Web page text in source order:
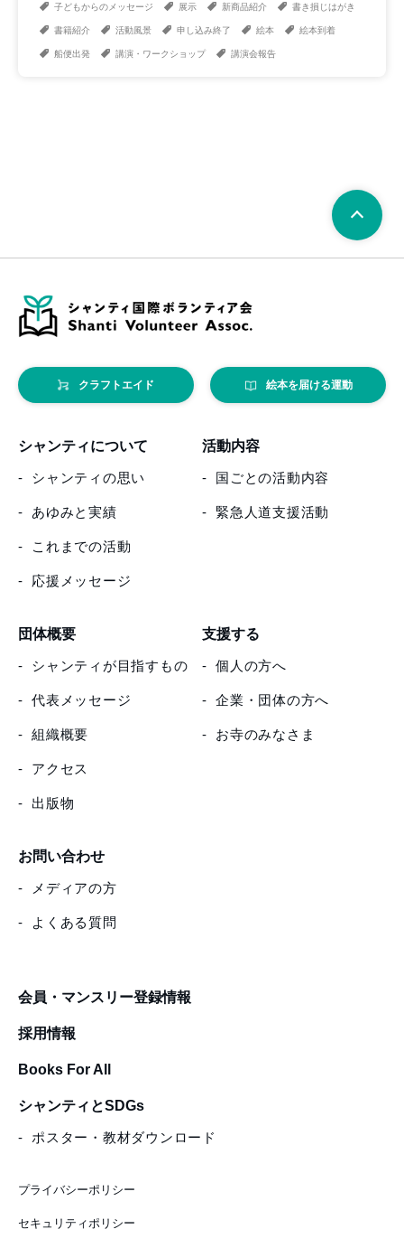
子どもからのメッセージ 展示 新商品紹介 書き損じはがき
書籍紹介 活動風景 申し込み終了 絵本 絵本到着
船便出発 講演・ワークショップ 講演会報告
クラフトエイド 絵本を届ける運動
シャンティについて
シャンティの思い
あゆみと実績
これまでの活動
応援メッセージ
活動内容
国ごとの活動内容
緊急人道支援活動
団体概要
シャンティが目指すもの
代表メッセージ
組織概要
アクセス
出版物
支援する
個人の方へ
企業・団体の方へ
お寺のみなさま
お問い合わせ
メディアの方
よくある質問
会員・マンスリー登録情報
採用情報
Books For All
シャンティとSDGs
ポスター・教材ダウンロード
プライバシーポリシー
セキュリティポリシー